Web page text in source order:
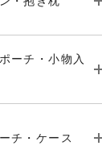
ーチ・小物入
チ・ケース